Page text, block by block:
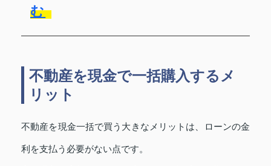
む
不動産を現金で一括購入するメ
リット
不動産を現金一括で買う大きなメリットは、ローンの金
利を支払う必要がない点です。